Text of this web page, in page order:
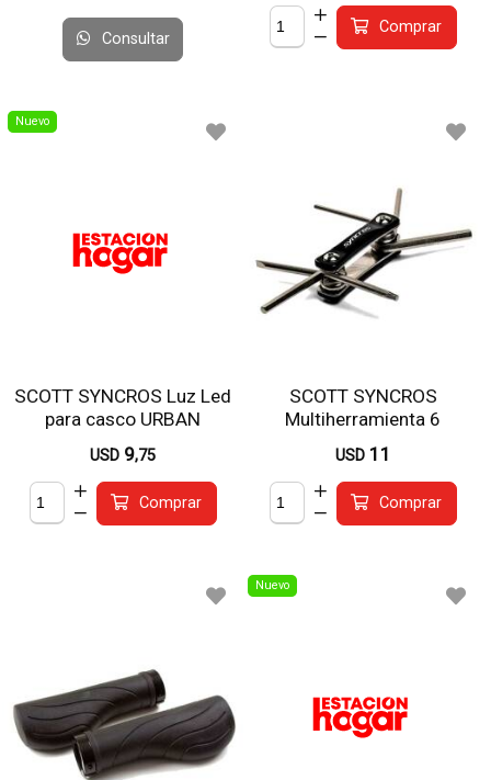
Consultar
Comprar
Nuevo
SCOTT SYNCROS Luz Led
para casco URBAN
USD 9,75
Comprar
SCOTT SYNCROS
Multiherramienta 6
funciones.
USD 11
Comprar
Nuevo